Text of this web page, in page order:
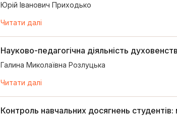
Юрій Іванович Приходько
Читати далі
Науково-педагогічна діяльність
Галина Миколаївна Розлуцька
Читати далі
Контроль навчальних досягнень студентів: